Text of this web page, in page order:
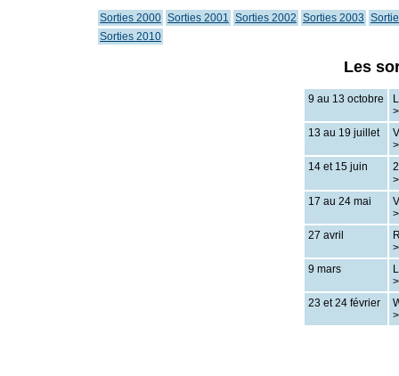
Sorties 2000 Sorties 2001 Sorties 2002 Sorties 2003
Sorties 2010
Les
9 au 13 octobre
13 au 19 juillet
14 et 15 juin
17 au 24 mai
27 avril
9 mars
23 et 24 février